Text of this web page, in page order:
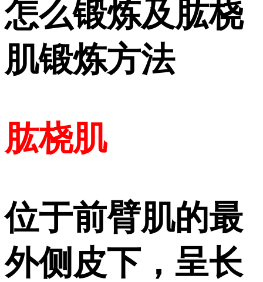
怎么锻炼及肱桡
肌锻炼方法
肱桡肌
位于前臂肌的最
外侧皮下，呈长